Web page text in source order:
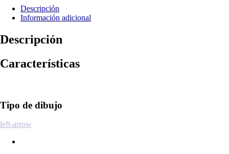
Descripción
Información adicional
Descripción
Características
Tipo de dibujo
left-arrow